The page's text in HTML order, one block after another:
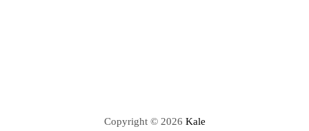
Copyright © 2026 Kale